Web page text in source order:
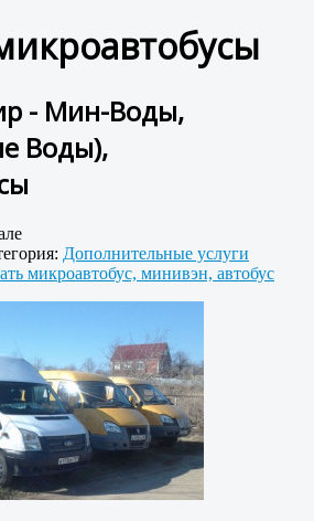
- Мин-Воды,
Воды),
Дополнительные услуги
микроавтобус, минивэн, автобус